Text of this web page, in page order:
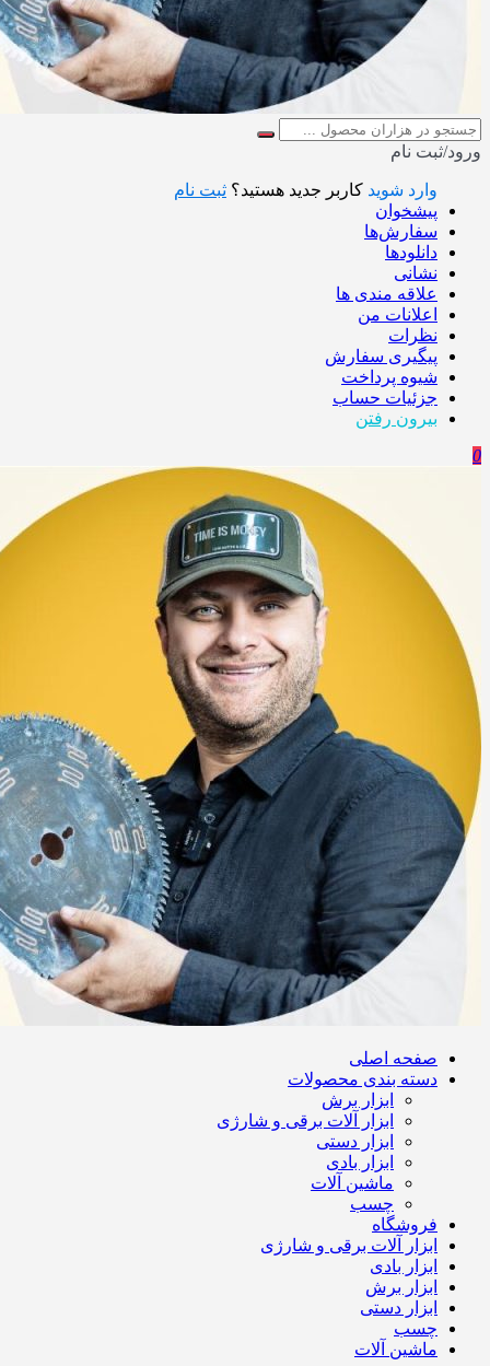
ورود/ثبت نام
وارد شوید کاربر جدید هستید؟ ثبت نام
پیشخوان
سفارش‌ها
دانلودها
نشانی
علاقه مندی ها
اعلانات من
نظرات
پیگیری سفارش
شیوه پرداخت
جزئیات حساب
بیرون رفتن
0
صفحه اصلی
دسته بندی محصولات
ابزار برش
ابزار آلات برقی و شارژی
ابزار دستی
ابزار بادی
ماشین آلات
چسب
فروشگاه
ابزار آلات برقی و شارژی
ابزار بادی
ابزار برش
ابزار دستی
چسب
ماشین آلات